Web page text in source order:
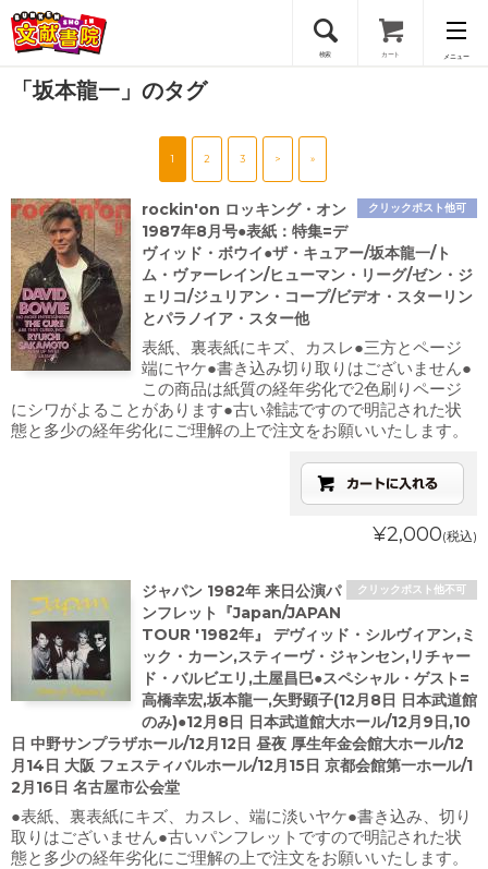
検索 カート メニュー
会員登録
「坂本龍一」のタグ
1 2 3 > »
クリックポスト他可
rockin'on ロッキング・オン
1987年8月号●表紙：特集=デ
ヴィッド・ボウイ●ザ・キュアー/坂本龍一/ト
ム・ヴァーレイン/ヒューマン・リーグ/ゼン・ジ
ェリコ/ジュリアン・コープ/ビデオ・スターリン
とパラノイア・スター他
表紙、裏表紙にキズ、カスレ●三方とページ
端にヤケ●書き込み切り取りはございません●
この商品は紙質の経年劣化で2色刷りページ
にシワがよることがあります●古い雑誌ですので明記された状
態と多少の経年劣化にご理解の上で注文をお願いいたします。
¥2,000(税込)
クリックポスト他不可
ジャパン 1982年 来日公演パ
ンフレット『Japan/JAPAN
TOUR '1982年』 デヴィッド・シルヴィアン,ミ
ック・カーン,スティーヴ・ジャンセン,リチャー
ド・バルビエリ,土屋昌巳●スペシャル・ゲスト=
高橋幸宏,坂本龍一,矢野顕子(12月8日 日本武道館
のみ)●12月8日 日本武道館大ホール/12月9日,10
日 中野サンプラザホール/12月12日 昼夜 厚生年金会館大ホール/12
月14日 大阪 フェスティバルホール/12月15日 京都会館第一ホール/1
2月16日 名古屋市公会堂
●表紙、裏表紙にキズ、カスレ、端に淡いヤケ●書き込み、切り
取りはございません●古いパンフレットですので明記された状
態と多少の経年劣化にご理解の上で注文をお願いいたします。